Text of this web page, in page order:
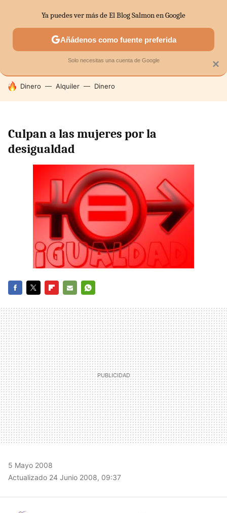
SECTORES ECONOMÍA DOMÉSTICA MERCADOS
HOY SE HABLA DE
Dinero Alquiler Dinero
Culpan a las mujeres por la
desigualdad
MAIL
5 Mayo 2008
Actualizado 24 Junio 2008, 09:37
×
Ya puedes ver más de El Blog Salmon en Google
Añádenos como fuente preferida
Solo necesitas una cuenta de Google